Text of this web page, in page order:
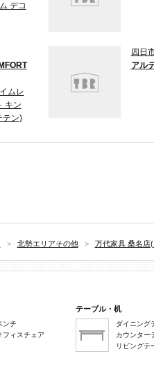
デコ
ムレ
キン
テン)
四日
アル
> 北勢エリアその他 > 万代家具 桑名店
ンチ
フィスチェア
テーブル・机
ダイニング
カウンター
リビングテ